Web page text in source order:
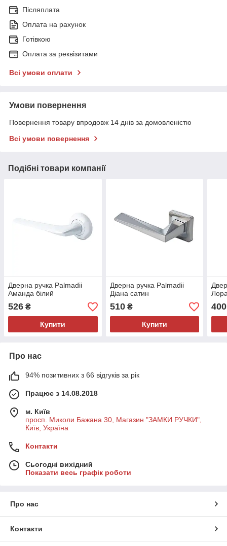
Післяплата
Оплата на рахунок
Готівкою
Оплата за реквізитами
Всі умови оплати
Умови повернення
Повернення товару впродовж 14 днів за домовленістю
Всі умови повернення
Подібні товари компанії
Дверна ручка Palmadii
Аманда білий
526 ₴
Купити
Дверна ручка Palmadii
Діана сатин
510₴
Купити
400
Про нас
94% позитивних з 66 відгуків за рік
Працює з 14.08.2018
м. Київ
просп. Миколи Бажана 30, Магазин "ЗАМКИ РУЧКИ",
Київ, Україна
Контакти
Сьогодні вихідний
Показати весь графік роботи
Про нас
Контакти